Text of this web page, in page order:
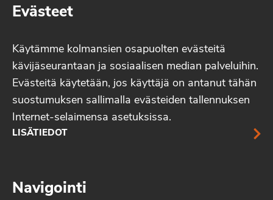
Evästeet
Käytämme kolmansien osapuolten evästeitä
kävijäseurantaan ja sosiaalisen median palveluihin.
Evästeitä käytetään, jos käyttäjä on antanut tähän
suostumuksen sallimalla evästeiden tallennuksen
Internet-selaimensa asetuksissa.
LISÄTIEDOT
Navigointi